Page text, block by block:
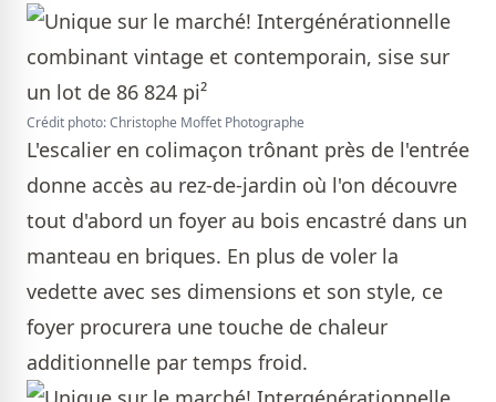
Crédit photo: Christophe Moffet Photographe
L'escalier en colimaçon trônant près de l'entrée
donne accès au rez-de-jardin où l'on découvre
tout d'abord un foyer au bois encastré dans un
manteau en briques. En plus de voler la
vedette avec ses dimensions et son style, ce
foyer procurera une touche de chaleur
additionnelle par temps froid.